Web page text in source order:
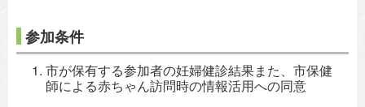
参加条件
市が保有する参加者の妊婦健診結果また、市保健
師による赤ちゃん訪問時の情報活用への同意